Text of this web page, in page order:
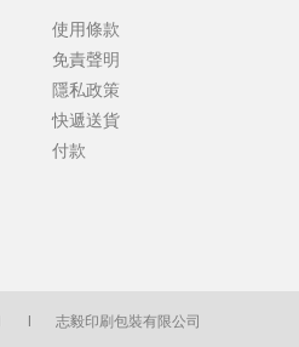
使用條款
免責聲明
隱私政策
快遞送貨
付款
志毅印刷包裝有限公司